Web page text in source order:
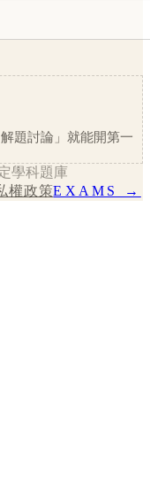
題討論」就能開第一
學科題庫
權政策EXAMS →